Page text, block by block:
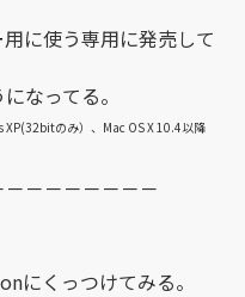
用に使う専用に発売して
なってる。
のみ）、Mac OS X 10.4以降
－－－－－－－
にくっつけてみる。